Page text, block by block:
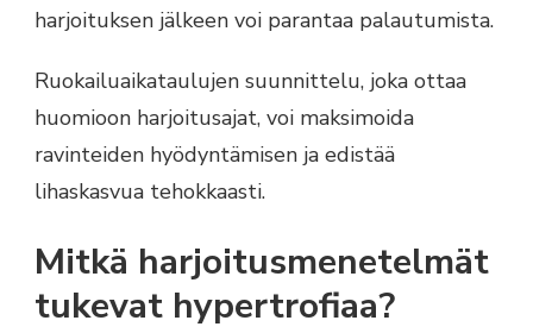
harjoituksen jälkeen voi parantaa palautumista.
Ruokailuaikataulujen suunnittelu, joka ottaa
huomioon harjoitusajat, voi maksimoida
ravinteiden hyödyntämisen ja edistää
lihaskasvua tehokkaasti.
Mitkä harjoitusmenetelmät
tukevat hypertrofiaa?